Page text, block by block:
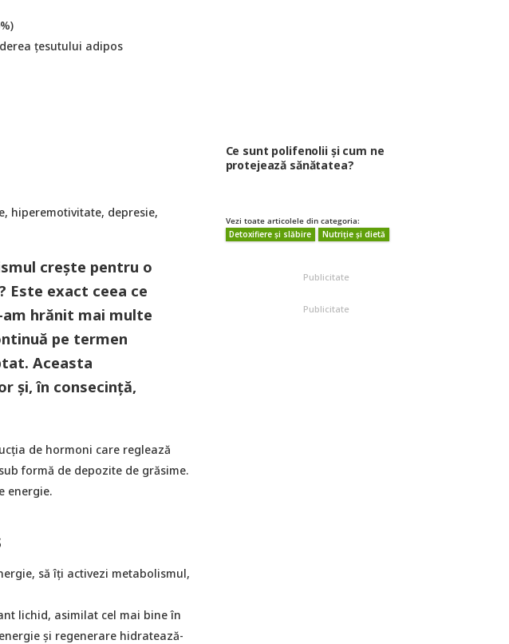
țesutului adipos
hiperemotivitate, depresie,
crește pentru o
Este exact ceea ce
am hrănit mai multe
pe termen
Aceasta
și, în consecință,
de hormoni care reglează
formă de depozite de grăsime.
energie.
să îți activezi metabolismul,
lichid, asimilat cel mai bine în
și regenerare hidratează-
Ce sunt polifenolii și cum ne
protejează sănătatea?
Vezi toate articolele din categoria:
Detoxifiere și slăbire
Nutriție și dietă
Publicitate
Publicitate